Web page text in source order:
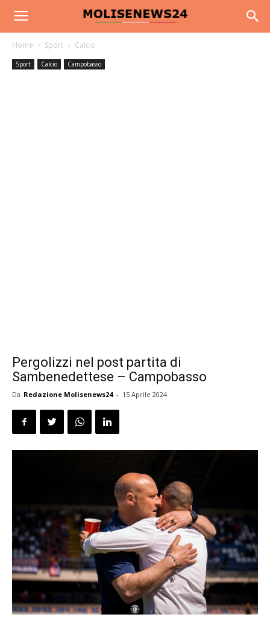
Home Sport Calcio
Sport Calcio Campobasso
Pergolizzi nel post partita di
Sambenedettese – Campobasso
Da Redazione Molisenews24 - 15 Aprile 2024